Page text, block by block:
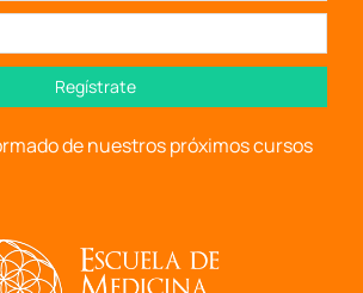
Regístrate
de nuestros próximos cursos